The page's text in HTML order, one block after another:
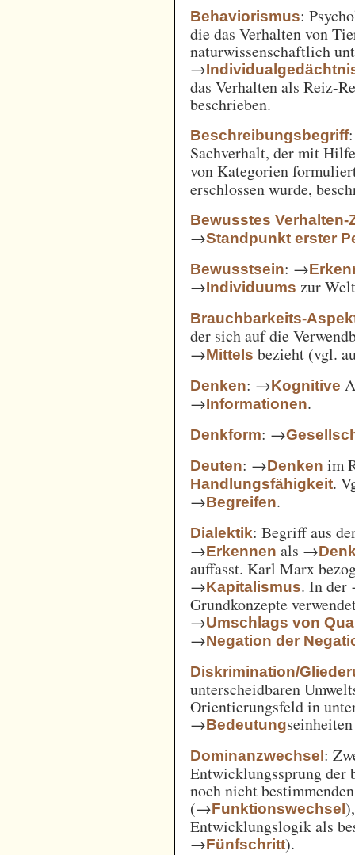
Behaviorismus:
die das Verhalten von
naturwissenschaftlich
→
das Verhalten als Reiz-
beschrieben.
Beschreibungsbegriff
Sachverhalt, der mit
von Kategorien
erschlossen wurde,
Bewusstes Verhalten-
→Standpunkt erster
Bewusstsein: →
→Individuums zur
Brauchbarkeits-
der sich auf die
→Mittels bezieht (vgl.
Denken: →Kognitive
→Informationen.
Denkform: →
Deuten: →Denken im
Handlungsfähigkeit.
→Begreifen.
Dialektik: Begriff aus
→Erkennen als →
auffasst. Karl Marx
→Kapitalismus. In
Grundkonzepte
→Umschlags von
→Negation der
Diskrimination/
unterscheidbaren
Orientierungsfeld in
→Bedeutung
Dominanzwechsel:
Entwicklungssprung der
noch nicht
(→Funktionswechsel
Entwicklungslogik als
→Fünfschritt).